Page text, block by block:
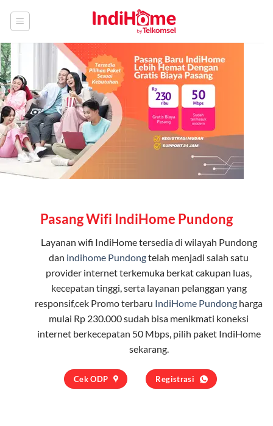
Pasang Wifi IndiHome Pundong
Layanan wifi IndiHometersedia di wilayah Pundong
dan indihome Pundongtelah menjadi salah satu
provider internet terkemuka berkat cakupan luas,
kecepatan tinggi, serta layanan pelanggan yang
responsif,cek Promo terbaru IndiHome Pundong harga
mulai Rp 230.000 sudah bisa menikmati koneksi
internet berkecepatan 50 Mbps, pilih paket IndiHome
sekarang.
Cek ODP Registrasi